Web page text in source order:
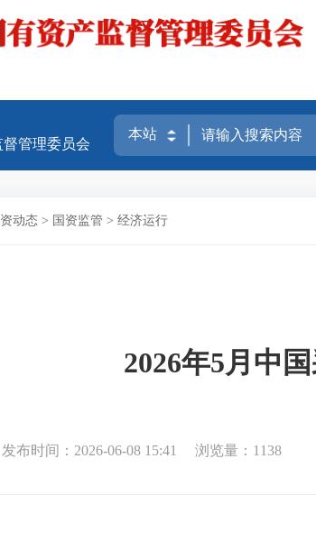
管理委员会
动态 > 国资监管 >经济运行
2026年5月中
发布时间：2026-06-08 15:41 浏览量： 1138